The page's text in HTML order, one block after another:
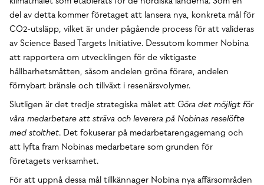
del av detta kommer företaget att lansera nya, konkreta mål för
CO2-utsläpp, vilket är under pågående process för att valideras
av Science Based Targets Initiative. Dessutom kommer Nobina
att rapportera om utvecklingen för de viktigaste
hållbarhetsmåtten, såsom andelen gröna förare, andelen
förnybart bränsle och tillväxt i resenärsvolymer.
Slutligen är det tredje strategiska målet att Göra det möjligt för
våra medarbetare att sträva och leverera på Nobinas reselöfte
med stolthet. Det fokuserar på medarbetarengagemang och
att lyfta fram Nobinas medarbetare som grunden för
företagets verksamhet.
För att uppnå dessa mål tillkännager Nobina nya affärsområden